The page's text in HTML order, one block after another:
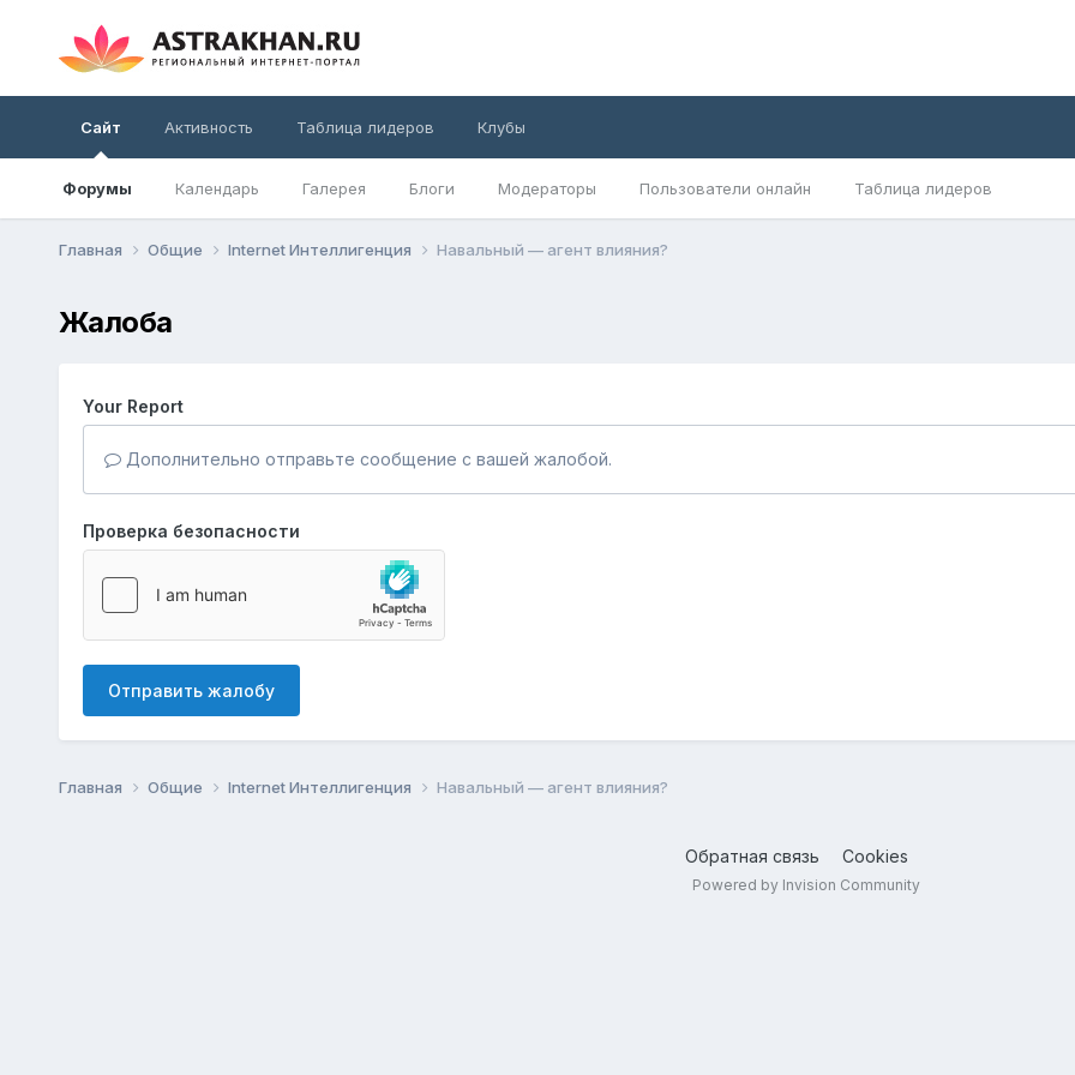
Сайт
Форумы Календарь Галерея Блоги Модераторы Пользователи онлайн Таблица лидеров
Активность Таблица лидеров Клубы
Главная Общие Internet Интеллигенция Навальный — агент влияния?
Жалоба
Your Report
Дополнительно отправьте сообщение с вашей жалобой.
Проверка безопасности
Отправить жалобу
Главная Общие Internet Интеллигенция Навальный — агент влияния?
Обратная связь Cookies
Powered by Invision Community